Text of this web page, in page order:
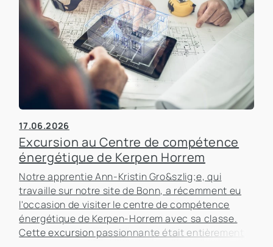
17.06.2026
Excursion au Centre de compétence
énergétique de Kerpen Horrem
Notre apprentie Ann-Kristin Gro&szlig;e, qui
travaille sur notre site de Bonn, a récemment eu
l'occasion de visiter le centre de compétence
énergétique de Kerpen-Horrem avec sa classe.
Cette excursion passionnante était entièrement